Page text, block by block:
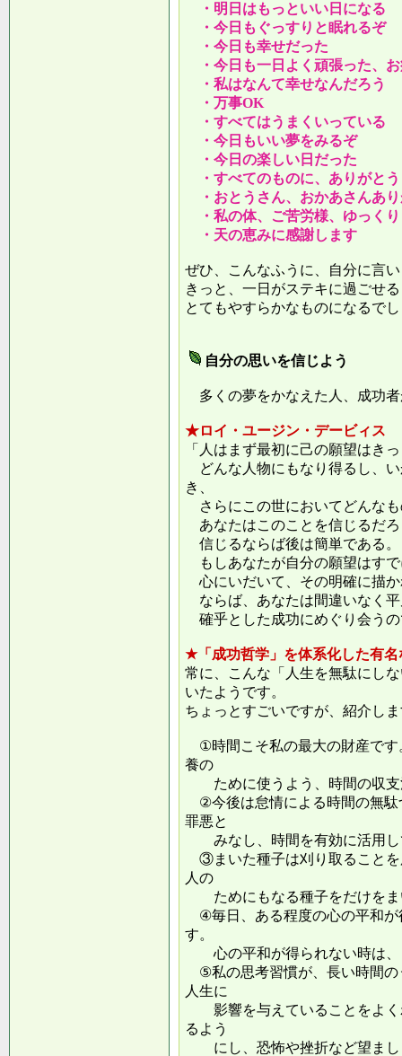
・明日はもっといい日になる
・今日もぐっすりと眠れるぞ
・今日も幸せだった
・今日も一日よく頑張った、
・私はなんて幸せなんだろう
・万事OK
・すべてはうまくいっている
・今日もいい夢をみるぞ
・今日の楽しい日だった
・すべてのものに、ありがとう
・おとうさん、おかあさんあ
・私の体、ご苦労様、ゆっく
・天の恵みに感謝します
ぜひ、こんなふうに、自分に言
きっと、一日がステキに過ごせ
とてもやすらかなものになるで
自分の思いを信じよう
多くの夢をかなえた人、成功
★ロイ・ユージン・デービィス
「人はまず最初に己の願望はき
どんな人物にもなり得るし、
き、
さらにこの世においてどんな
あなたはこのことを信じるだ
信じるならば後は簡単である。
もしあなたが自分の願望はす
心にいだいて、その明確に描
ならば、あなたは間違いなく
確乎とした成功にめぐり会う
★「成功哲学」を体系化した有
常に、こんな「人生を無駄にし
いたようです。
ちょっとすごいですが、紹介し
①時間こそ私の最大の財産です
養の
ために使うよう、時間の収支
②今後は怠情による時間の無駄
罪悪と
みなし、時間を有効に活用し
③まいた種子は刈り取ることを
人の
ためにもなる種子をだけをま
④毎日、ある程度の心の平和が
す。
心の平和が得られない時は、
⑤私の思考習慣が、長い時間の
人生に
影響を与えていることをよく
るよう
にし、恐怖や挫折など望まし